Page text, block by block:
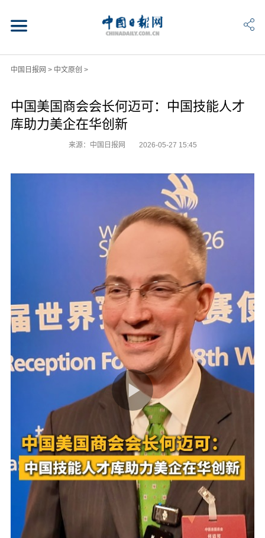
中国日报网 > 中文原创 >
中国美国商会会长何迈可：中国技能人才
库助力美企在华创新
来源：中国日报网 2026-05-27 15:45